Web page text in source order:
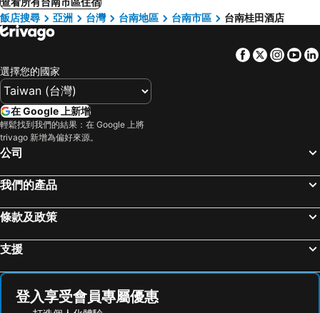
飯店搜尋
亞洲 台灣 台南地區 台南市區 台南桂田酒店
Facebook
Twitter
選擇您的國家
在 Google 上新增
輕鬆找到我們的結果：在 Google 上將
trivago 新增為偏好來源。
公司
我們的產品
條款及政策
支援
登入享受會員專屬優惠